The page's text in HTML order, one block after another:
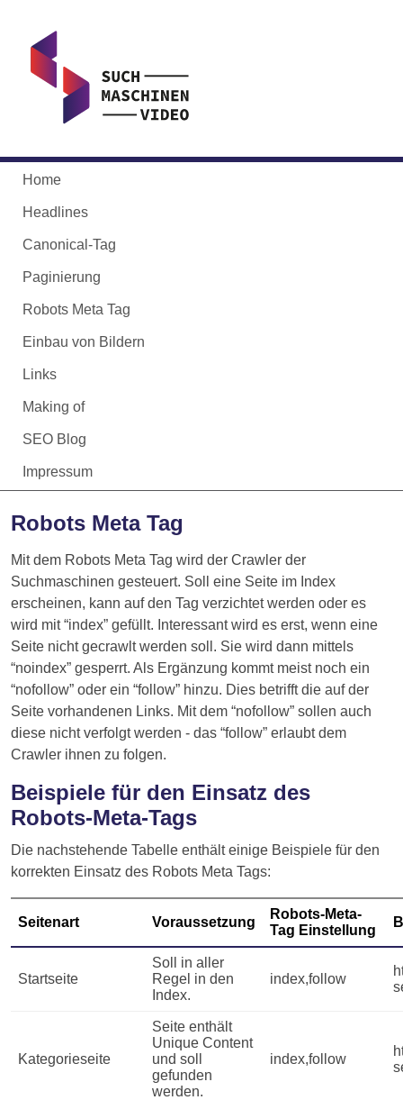
Home
Headlines
Canonical-Tag
Paginierung
Robots Meta Tag
Einbau von Bildern
Links
Making of
SEO Blog
Impressum
Robots Meta Tag
Mit dem Robots Meta Tag wird der Crawler der
Suchmaschinen gesteuert. Soll eine Seite im Index
erscheinen, kann auf den Tag verzichtet werden oder es
wird mit “index” gefüllt. Interessant wird es erst, wenn eine
Seite nicht gecrawlt werden soll. Sie wird dann mittels
“noindex” gesperrt. Als Ergänzung kommt meist noch ein
“nofollow” oder ein “follow” hinzu. Dies betrifft die auf der
Seite vorhandenen Links. Mit dem “nofollow” sollen auch
diese nicht verfolgt werden - das “follow” erlaubt dem
Crawler ihnen zu folgen.
Beispiele für den Einsatz des
Robots-Meta-Tags
Die nachstehende Tabelle enthält einige Beispiele für den
korrekten Einsatz des Robots Meta Tags:
Seitenart Voraussetzung
Robots-Meta-
Tag Einstellung
Startseite
Soll in aller
Regel in den
Index.
index,follow
Kategorieseite
Seite enthält
Unique Content
und soll
gefunden
werden.
index,follow